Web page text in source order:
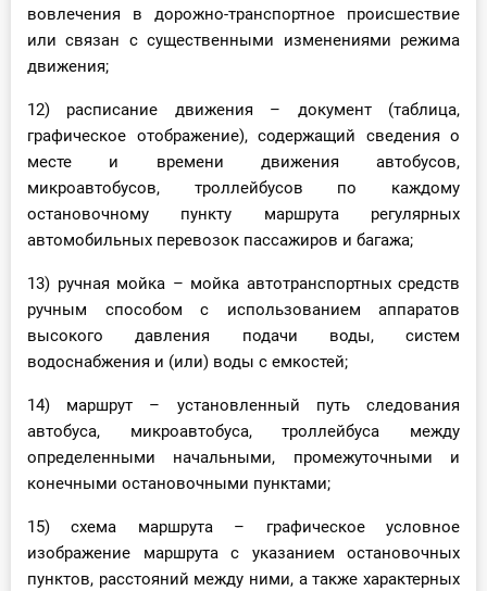
вовлечения в дорожно-транспортное происшествие
или связан с существенными изменениями режима
движения;
12) расписание движения – документ (таблица,
графическое отображение), содержащий сведения о
месте и времени движения автобусов,
микроавтобусов, троллейбусов по каждому
остановочному пункту маршрута регулярных
автомобильных перевозок пассажиров и багажа;
13) ручная мойка – мойка автотранспортных средств
ручным способом с использованием аппаратов
высокого давления подачи воды, систем
водоснабжения и (или) воды с емкостей;
14) маршрут – установленный путь следования
автобуса, микроавтобуса, троллейбуса между
определенными начальными, промежуточными и
конечными остановочными пунктами;
15) схема маршрута – графическое условное
изображение маршрута с указанием остановочных
пунктов, расстояний между ними, а также характерных